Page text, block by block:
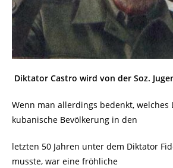
Diktator Castro wird von der Soz.
Wenn man allerdings bedenkt, welches
kubanische Bevölkerung in den
letzten 50 Jahren unter dem Diktator
musste, war eine fröhliche